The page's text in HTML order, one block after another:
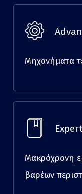
Μηχανήματα
Μακρόχρονη
βαρέων